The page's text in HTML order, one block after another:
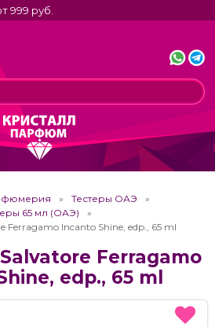
999 руб.
Тестеры ОАЭ
65 мл (ОАЭ)
Ferragamo Incanto Shine, edp., 65 ml
Ferragamo
edp., 65 ml